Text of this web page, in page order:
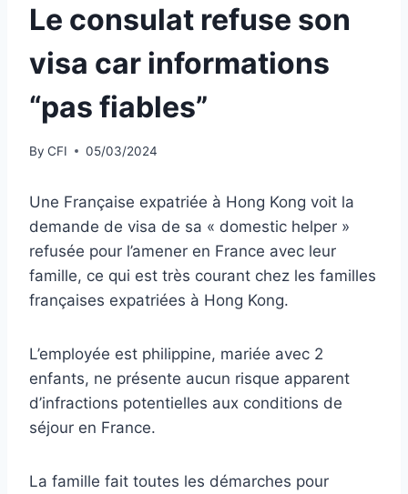
Le consulat refuse son
visa car informations
“pas fiables”
By CFI 05/03/2024
Une Française expatriée à Hong Kong voit la
demande de visa de sa « domestic helper »
refusée pour l’amener en France avec leur
famille, ce qui est très courant chez les familles
françaises expatriées à Hong Kong.
L’employée est philippine, mariée avec 2
enfants, ne présente aucun risque apparent
d’infractions potentielles aux conditions de
séjour en France.
La famille fait toutes les démarches pour